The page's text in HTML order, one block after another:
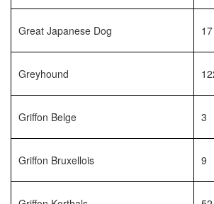
Great Japanese Dog 17
Greyhound
Griffon Belge 3
Griffon Bruxellois 9